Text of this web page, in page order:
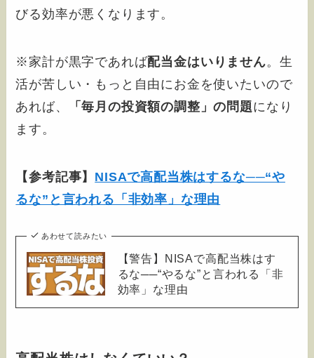
びる効率が悪くなります。
※家計が黒字であれば配当金はいりません。生
活が苦しい・もっと自由にお金を使いたいので
あれば、
「毎月の投資額の調整」の問題になり
ます。
【参考記事】 NISAで高配当株はするな──“や
るな”と言われる「非効率」な理由
あわせて読みたい
【警告】NISAで高配当株はす
るな──“やるな”と言われる「非
効率」な理由